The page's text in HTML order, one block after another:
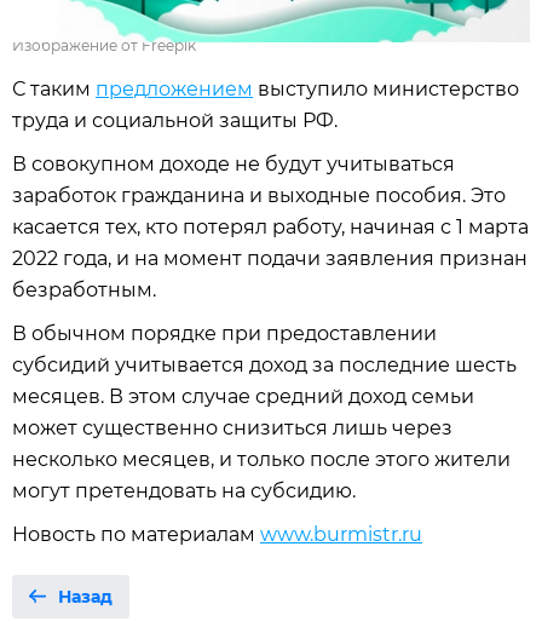
Изображение от Freepik
С таким предложением выступило министерство
труда и социальной защиты РФ.
В совокупном доходе не будут учитываться
заработок гражданина и выходные пособия. Это
касается тех, кто потерял работу, начиная с 1 марта
2022 года, и на момент подачи заявления признан
безработным.
В обычном порядке при предоставлении
субсидий учитывается доход за последние шесть
месяцев. В этом случае средний доход семьи
может существенно снизиться лишь через
несколько месяцев, и только после этого жители
могут претендовать на субсидию.
Новость по материалам www.burmistr.ru
Назад